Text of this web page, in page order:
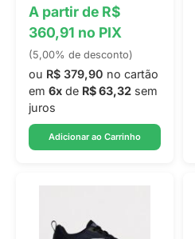
A partir de R$
360,91 no PIX
(5,00% de desconto)
ou R$ 379,90 no cartão
em 6x de R$ 63,32 sem
juros
Adicionar ao Carrinho